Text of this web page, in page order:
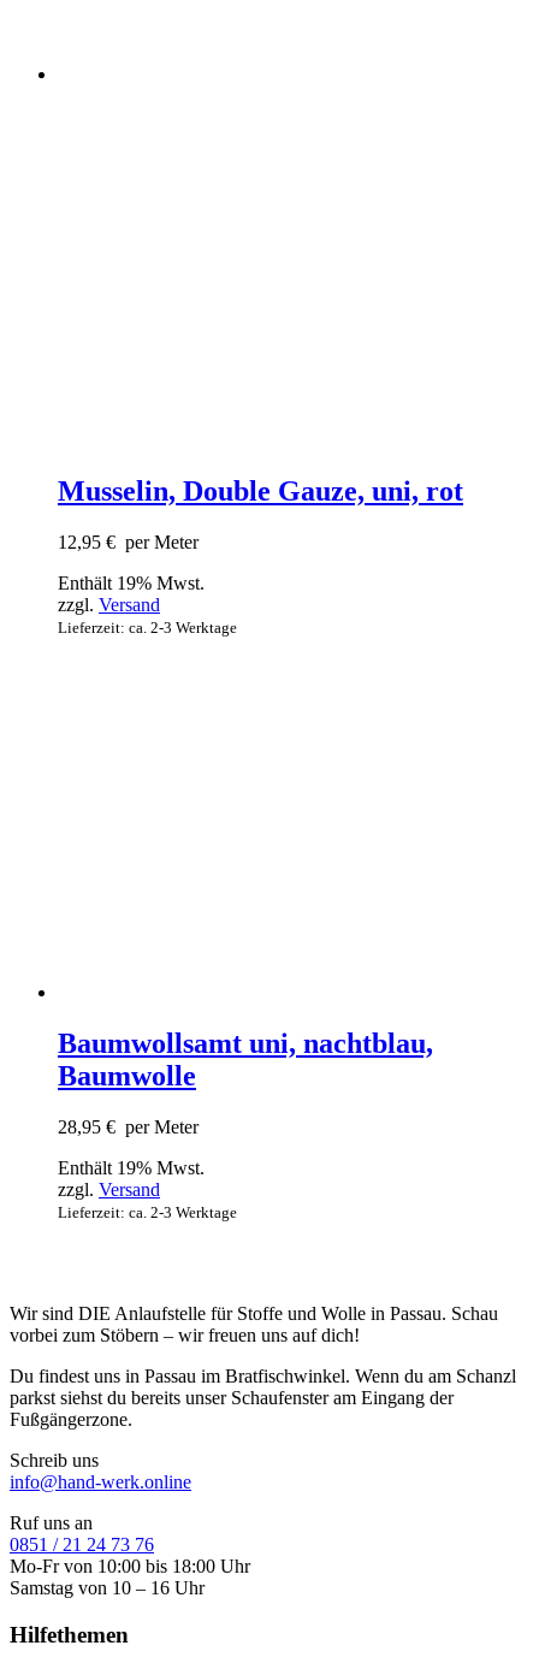
Musselin, Double Gauze, uni, rot
12,95 € per Meter
Enthält 19% Mwst.
zzgl. Versand
Lieferzeit: ca. 2-3 Werktage
Baumwollsamt uni, nachtblau,
Baumwolle
28,95 € per Meter
Enthält 19% Mwst.
zzgl. Versand
Lieferzeit: ca. 2-3 Werktage
Wir sind DIE Anlaufstelle für Stoffe und Wolle in Passau. Schau
vorbei zum Stöbern – wir freuen uns auf dich!
Du findest uns in Passau im Bratfischwinkel. Wenn du am Schanzl
parkst siehst du bereits unser Schaufenster am Eingang der
Fußgängerzone.
Schreib uns
info@hand-werk.online
Ruf uns an
0851 / 21 24 73 76
Mo-Fr von 10:00 bis 18:00 Uhr
Samstag von 10 – 16 Uhr
Hilfethemen